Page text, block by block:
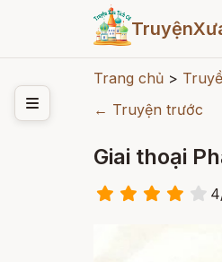
Trang chủ >
← Truyện trước
Giai thoại
4